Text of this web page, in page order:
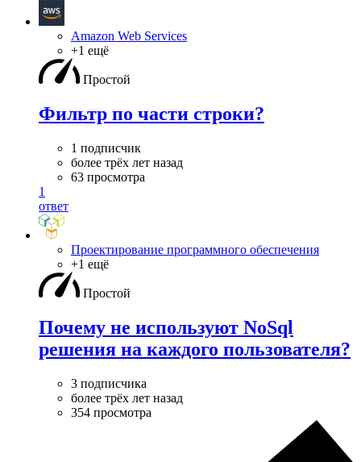
Amazon Web Services
+1 ещё
Простой
Фильтр по части строки?
1 подписчик
более трёх лет назад
63 просмотра
1
ответ
Проектирование программного обеспечения
+1 ещё
Простой
Почему не используют NoSql
решения на каждого пользователя?
3 подписчика
более трёх лет назад
354 просмотра